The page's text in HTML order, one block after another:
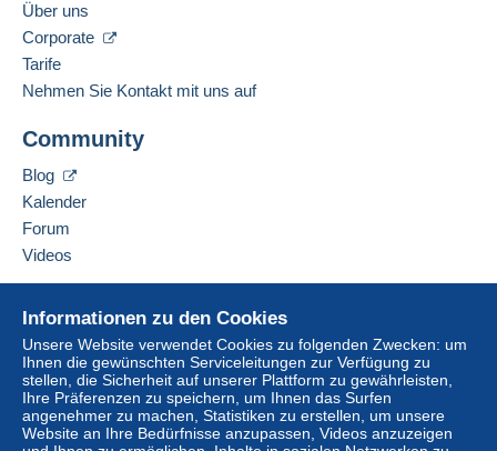
Informationen zu den Cookies
Unsere Website verwendet Cookies zu folgenden Zwecken: um
Ihnen die gewünschten Serviceleitungen zur Verfügung zu
stellen, die Sicherheit auf unserer Plattform zu gewährleisten,
Ihre Präferenzen zu speichern, um Ihnen das Surfen
angenehmer zu machen, Statistiken zu erstellen, um unsere
Website an Ihre Bedürfnisse anzupassen, Videos anzuzeigen
Über uns
Corporate
Tarife
Nehmen Sie Kontakt mit uns auf
Community
Blog
Kalender
Forum
Videos
Online-Hilfe
Auf Delcampe kaufen
Auf Delcampe verkaufen
Eine sichere Website